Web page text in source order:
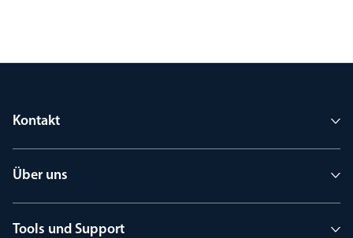
Kontakt
Über uns
Tools und Support